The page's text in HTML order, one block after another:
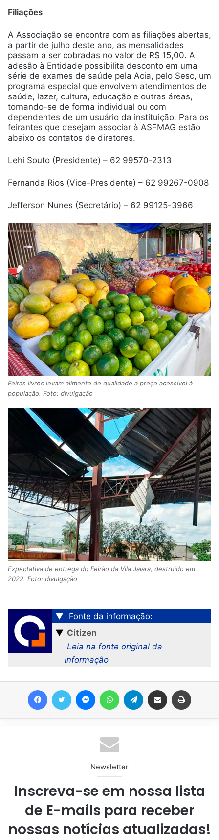
Filiações
A Associação se encontra com as filiações abertas,
a partir de julho deste ano, as mensalidades
passam a ser cobradas no valor de R$ 15,00. A
adesão à Entidade possibilita desconto em uma
série de exames de saúde pela Acia, pelo Sesc, um
programa especial que envolvem atendimentos de
saúde, lazer, cultura, educação e outras áreas,
tornando-se de forma individual ou com
dependentes de um usuário da instituição. Para os
feirantes que desejam associar à ASFMAG estão
abaixo os contatos de diretores.
Lehi Souto (Presidente) – 62 99570-2313
Fernanda Rios (Vice-Presidente) – 62 99267-0908
Jefferson Nunes (Secretário) – 62 99125-3966
Feiras livres levam alimento de qualidade a preço acessível à
população. Foto: divulgação
Expectativa de entrega do Feirão da Vila Jaiara, destruído em
2022. Foto: divulgação
▼
Fonte da informação:
▼ Citizen
Leia na fonte original da
informação
Newsletter
Inscreva-se em nossa lista
de E-mails para receber
nossas notícias atualizadas!